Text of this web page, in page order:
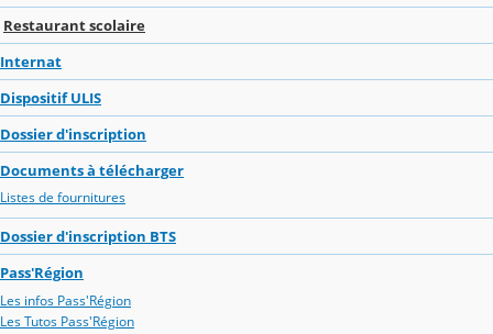
Restaurant scolaire
Internat
Dispositif ULIS
Dossier d'inscription
Documents à télécharger
Listes de fournitures
Dossier d'inscription BTS
Pass'Région
Les infos Pass'Région
Les Tutos Pass'Région